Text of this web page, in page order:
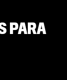
PARA